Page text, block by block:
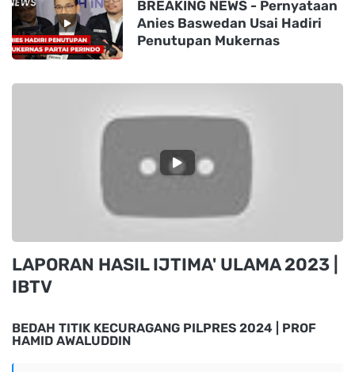
BREAKING NEWS - Pernyataan
Anies Baswedan Usai Hadiri
Penutupan Mukernas
LAPORAN HASIL IJTIMA' ULAMA 2023 |
IBTV
BEDAH TITIK KECURAGANG PILPRES 2024 | PROF
HAMID AWALUDDIN